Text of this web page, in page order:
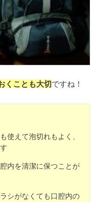
くことも大切ですね！
使えて泡切れもよく、
内を清潔に保つことが
シがなくても口腔内の